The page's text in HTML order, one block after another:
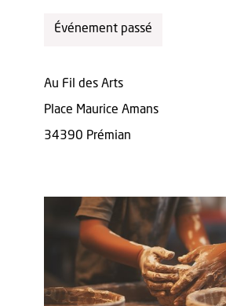
Événement passé
Au Fil des Arts
Place Maurice Amans
34390 Prémian